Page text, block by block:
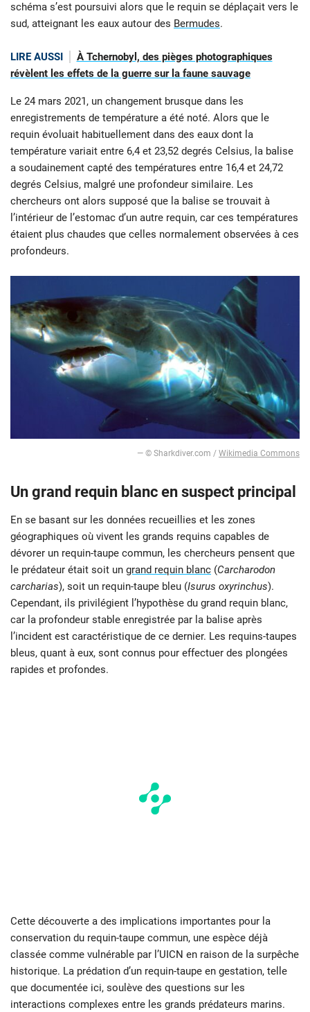
schéma s’est poursuivi alors que le requin se déplaçait vers le
sud, atteignant les eaux autour des Bermudes.
LIRE AUSSI
À Tchernobyl, des pièges photographiques
révèlent les effets de la guerre sur la faune sauvage
Le 24 mars 2021, un changement brusque dans les
enregistrements de température a été noté. Alors que le
requin évoluait habituellement dans des eaux dont la
température variait entre 6,4 et 23,52 degrés Celsius, la balise
a soudainement capté des températures entre 16,4 et 24,72
degrés Celsius, malgré une profondeur similaire. Les
chercheurs ont alors supposé que la balise se trouvait à
l’intérieur de l’estomac d’un autre requin, car ces températures
étaient plus chaudes que celles normalement observées à ces
profondeurs.
— © Sharkdiver.com / Wikimedia Commons
Un grand requin blanc en suspect principal
En se basant sur les données recueillies et les zones
géographiques où vivent les grands requins capables de
dévorer un requin-taupe commun, les chercheurs pensent que
le prédateur était soit un grand requin blanc (Carcharodon
carcharias), soit un requin-taupe bleu (Isurus oxyrinchus).
Cependant, ils privilégient l’hypothèse du grand requin blanc,
car la profondeur stable enregistrée par la balise après
l’incident est caractéristique de ce dernier. Les requins-taupes
bleus, quant à eux, sont connus pour effectuer des plongées
rapides et profondes.
Cette découverte a des implications importantes pour la
conservation du requin-taupe commun, une espèce déjà
classée comme vulnérable par l’UICN en raison de la surpêche
historique. La prédation d’un requin-taupe en gestation, telle
que documentée ici, soulève des questions sur les
interactions complexes entre les grands prédateurs marins.